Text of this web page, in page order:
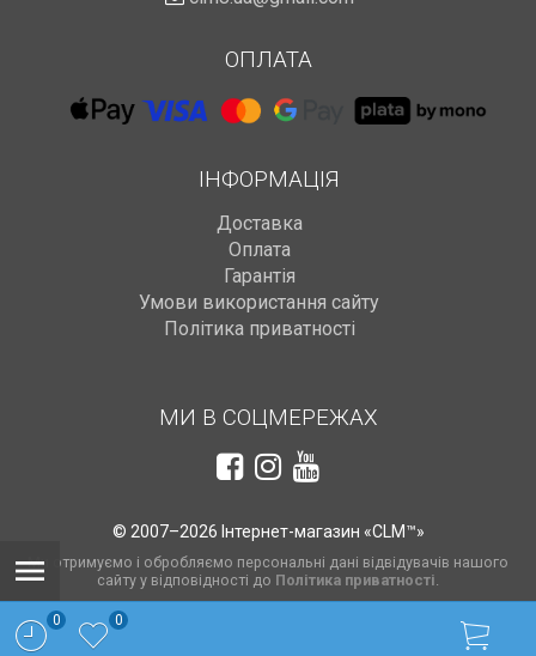
ОПЛАТА
ІНФОРМАЦІЯ
Доставка
Оплата
Гарантія
Умови використання сайту
Політика приватності
МИ В СОЦМЕРЕЖАХ
© 2007–2026 Інтернет-магазин «CLM™»
Ми отримуємо і обробляємо персональні дані відвідувачів нашого
сайту у відповідності до Політика приватності
0 0